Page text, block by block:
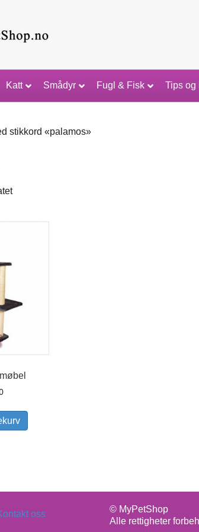
Katt Smådyr Fugl & Fisk Tips og
stikkord «palamos»
oss
© MyPetShop
Alle rettigheter